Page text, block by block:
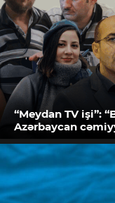
“Meydan TV işi”:
Azərbaycan